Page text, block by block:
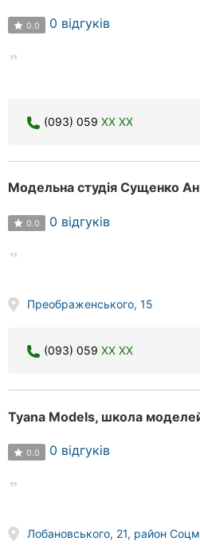
0.0 0 відгуків
(093) 059 XX XX
Модельна студія Сущенко
0.0 0 відгуків
Преображенського, 15
(093) 059 XX XX
Tyana Models, школа
0.0 0 відгуків
Лобановського, 21, район